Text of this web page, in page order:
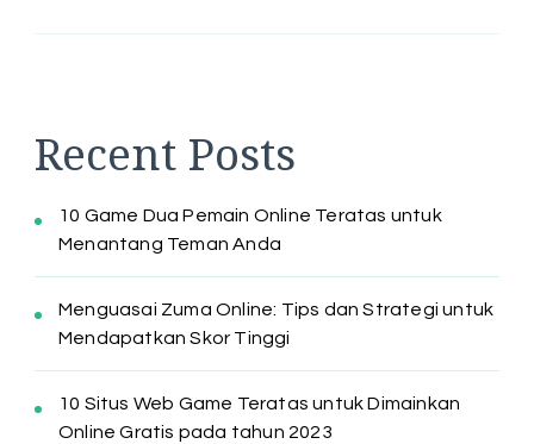
Recent Posts
10 Game Dua Pemain Online Teratas untuk
Menantang Teman Anda
Menguasai Zuma Online: Tips dan Strategi untuk
Mendapatkan Skor Tinggi
10 Situs Web Game Teratas untuk Dimainkan
Online Gratis pada tahun 2023